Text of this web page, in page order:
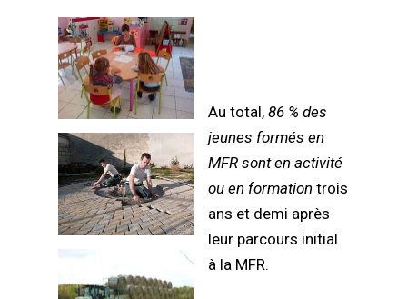
Au total, 86 % des
jeunes formés en
MFR sont en activité
ou en formation trois
ans et demi après
leur parcours initial
à la MFR.